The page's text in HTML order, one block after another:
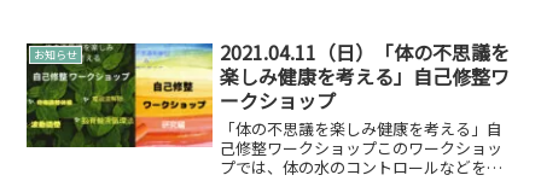
しました。期間：～05月24...
お知らせ
2021.04.11（日）「体の不思議を
楽しみ健康を考える」自己修整ワ
ークショップ
「体の不思議を楽しみ健康を考える」自
己修整ワークショップこのワークショッ
プでは、体の水のコントロールなどを学